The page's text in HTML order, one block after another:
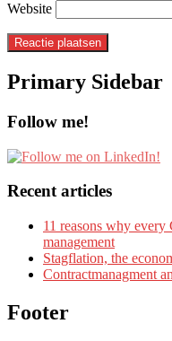
Website
Primary Sidebar
Follow me!
Recent articles
11 reasons why
management
Stagflation, the
Contractmanagment
Footer